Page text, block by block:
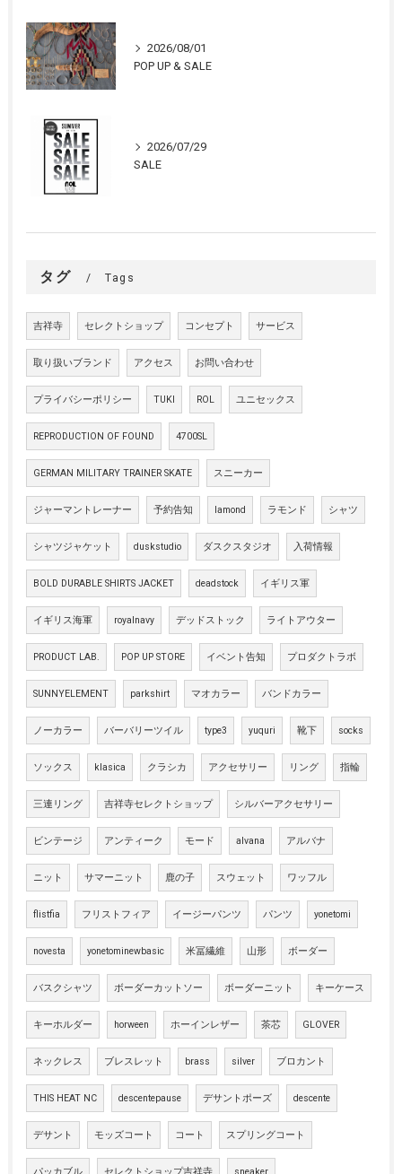
2026/08/01
POP UP & SALE
2026/07/29
SALE
タグ Tags
吉祥寺 セレクトショップ コンセプト サービス
取り扱いブランド アクセス お問い合わせ
プライバシーポリシー TUKI ROL ユニセックス
REPRODUCTION OF FOUND 4700SL
GERMAN MILITARY TRAINER SKATE スニーカー
ジャーマントレーナー 予約告知 lamond ラモンド シャツ
シャツジャケット duskstudio ダスクスタジオ 入荷情報
BOLD DURABLE SHIRTS JACKET deadstock イギリス軍
イギリス海軍 royalnavy デッドストック ライトアウター
PRODUCT LAB. POP UP STORE イベント告知 プロダクトラボ
SUNNYELEMENT parkshirt マオカラー バンドカラー
ノーカラー バーバリーツイル type3 yuquri 靴下 socks
ソックス klasica クラシカ アクセサリー リング 指輪
三連リング 吉祥寺セレクトショップ シルバーアクセサリー
ビンテージ アンティーク モード alvana アルバナ
ニット サマーニット 鹿の子 スウェット ワッフル
flistfia フリストフィア イージーパンツ パンツ yonetomi
novesta yonetominewbasic 米冨繊維 山形 ボーダー
バスクシャツ ボーダーカットソー ボーダーニット キーケース
キーホルダー horween ホーインレザー 茶芯 GLOVER
ネックレス ブレスレット brass silver ブロカント
THIS HEAT NC descentepause デサントポーズ descente
デサント モッズコート コート スプリングコート
パッカブル セレクトショップ吉祥寺 sneaker